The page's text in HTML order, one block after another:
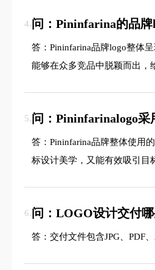
4.问：Pininfarina的品牌
答：Pininfarina品牌logo整体
能够在众多竞品中脱颖而出，
5.问：Pininfarinalogo采
答：Pininfarina品牌整体使用
标设计美学，又能有效吸引目
6.问：LOGO设计交付哪
答：交付文件包含JPG、PDF